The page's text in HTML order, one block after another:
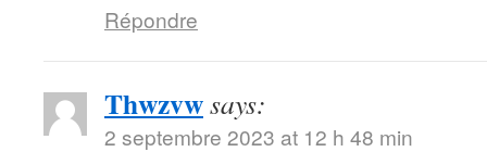
Répondre
Thwzvwsays:
2 septembre 2023 at 12 h 48 min